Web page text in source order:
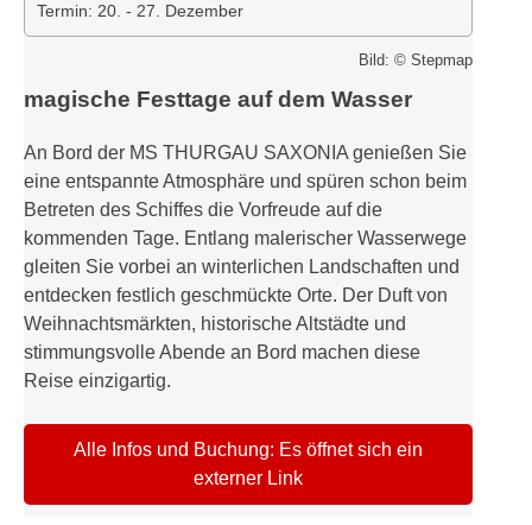
Termin: 20. - 27. Dezember
Bild: © Stepmap
magische Festtage auf dem Wasser
An Bord der MS THURGAU SAXONIA genießen Sie
eine entspannte Atmosphäre und spüren schon beim
Betreten des Schiffes die Vorfreude auf die
kommenden Tage. Entlang malerischer Wasserwege
gleiten Sie vorbei an winterlichen Landschaften und
entdecken festlich geschmückte Orte. Der Duft von
Weihnachtsmärkten, historische Altstädte und
stimmungsvolle Abende an Bord machen diese
Reise einzigartig.
Alle Infos und Buchung: Es öffnet sich ein
externer Link